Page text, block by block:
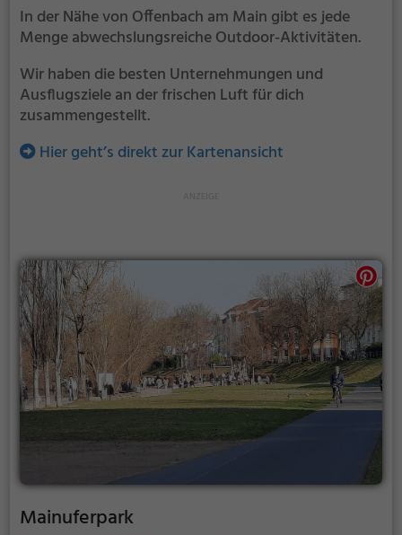
In der Nähe von Offenbach am Main gibt es jede
Menge abwechslungsreiche Outdoor-Aktivitäten.
Wir haben die besten Unternehmungen und
Ausflugsziele an der frischen Luft für dich
zusammengestellt.
Hier geht’s direkt zur Kartenansicht
Mainuferpark